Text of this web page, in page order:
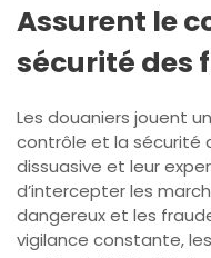
Assurent le
sécurité des
Les douaniers jouent
contrôle et la sécurité
dissuasive et leur
d’intercepter les
dangereux et les
vigilance constante,